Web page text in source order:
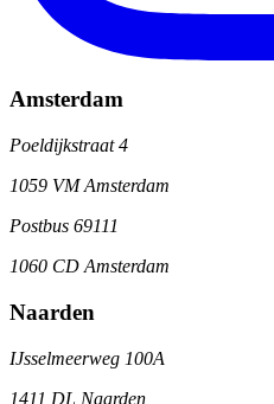
Amsterdam
Poeldijkstraat 4
1059 VM Amsterdam
Postbus 69111
1060 CD Amsterdam
Naarden
IJsselmeerweg 100A
1411 DL Naarden